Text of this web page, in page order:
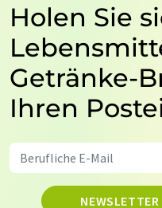
Holen Sie
Getränke-
Ihren